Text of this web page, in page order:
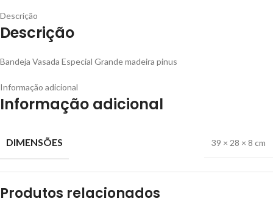
Descrição
Descrição
Bandeja Vasada Especial Grande madeira pinus
Informação adicional
Informação adicional
DIMENSÕES 39 × 28 × 8 cm
Produtos relacionados